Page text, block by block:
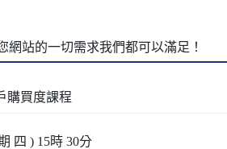
購買度課程
四 ) 15時 30分